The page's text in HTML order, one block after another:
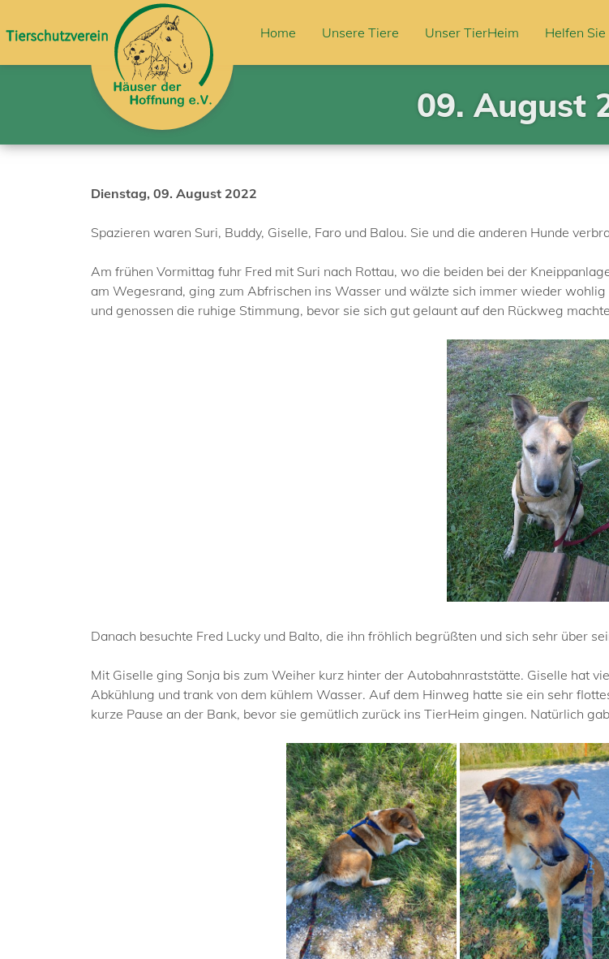
Home Unsere Tiere Unser TierHeim Helfen Sie
09. August
Dienstag, 09. August 2022
Spazieren waren Suri, Buddy, Giselle, Faro und Balou. Sie und die anderen Hunde
Am frühen Vormittag fuhr Fred mit Suri nach Rottau, wo die beiden bei der
am Wegesrand, ging zum Abfrischen ins Wasser und wälzte sich immer wieder
und genossen die ruhige Stimmung, bevor sie sich gut gelaunt auf den Rückweg
Danach besuchte Fred Lucky und Balto, die ihn fröhlich begrüßten und sich sehr über
Mit Giselle ging Sonja bis zum Weiher kurz hinter der Autobahnraststätte. Giselle hat
Abkühlung und trank von dem kühlem Wasser. Auf dem Hinweg hatte sie ein sehr
kurze Pause an der Bank, bevor sie gemütlich zurück ins TierHeim gingen. Natürlich